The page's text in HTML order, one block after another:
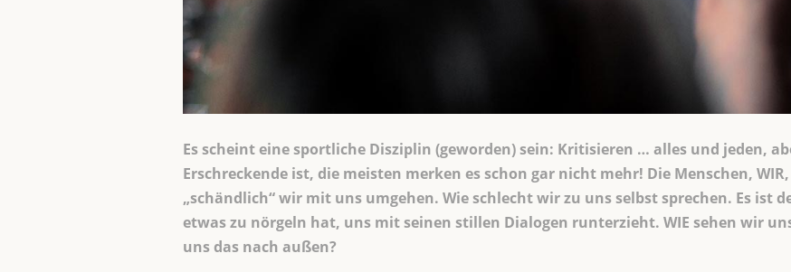
Es scheint eine sportliche Disziplin (geworden) sein: Kritisieren … alles und jeden,
Erschreckende ist, die meisten merken es schon gar nicht mehr! Die Menschen,
„schändlich“ wir mit uns umgehen. Wie schlecht wir zu uns selbst sprechen. Es ist
etwas zu nörgeln hat, uns mit seinen stillen Dialogen runterzieht. WIE sehen wir
uns das nach außen?